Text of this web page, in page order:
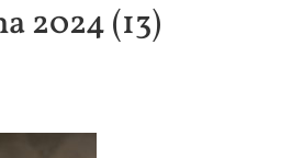
2024 (13)